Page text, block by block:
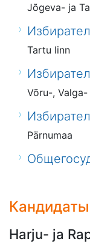
Jõgeva- ja
Tartu linn
Võru-,
Pärnumaa
Кандидаты
Harju- ja